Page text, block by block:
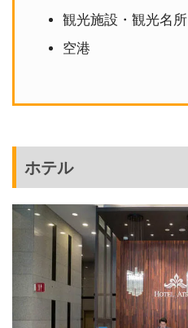
観光施設・観光名所
空港
ホテル